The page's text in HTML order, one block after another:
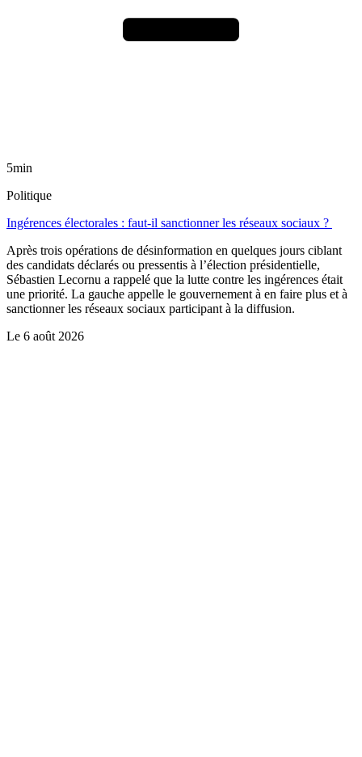
5min
Politique
Ingérences électorales : faut-il sanctionner les réseaux sociaux ?
Après trois opérations de désinformation en quelques jours ciblant
des candidats déclarés ou pressentis à l’élection présidentielle,
Sébastien Lecornu a rappelé que la lutte contre les ingérences était
une priorité. La gauche appelle le gouvernement à en faire plus et à
sanctionner les réseaux sociaux participant à la diffusion.
Le 6 août 2026